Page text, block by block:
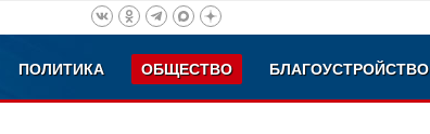
ПОЛИТИКА ОБЩЕСТВО БЛАГОУСТРОЙСТВО